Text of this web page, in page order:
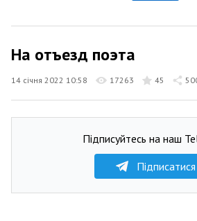
Ha отъезд поэта
14 січня 2022 10:58 17263 45
Підписуйтесь на наш
Підписатися